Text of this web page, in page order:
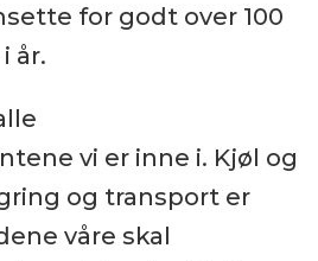
for godt over 100
år.
vi er inne i. Kjøl og
og transport er
våre skal